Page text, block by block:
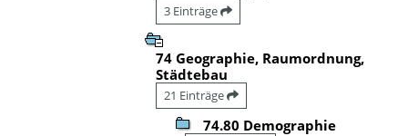
3 Einträge
74 Geographie, Raumordnung,
Städtebau
21 Einträge
74.80 Demographie